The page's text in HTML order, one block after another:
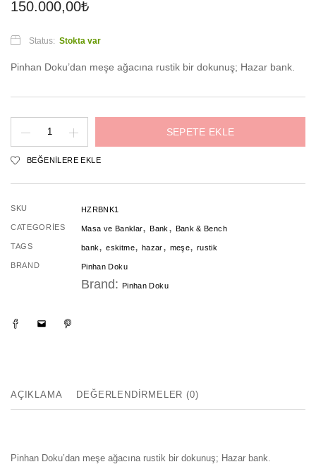
150.000,00₺
Status: Stokta var
Pinhan Doku’dan meşe ağacına rustik bir dokunuş; Hazar bank.
Bank
SEPETE EKLE
BEĞENILERE EKLE
SKU HZRBNK1
CATEGORIES Masa ve Banklar,Bank , Bank & Bench
TAGS bank,eskitme, hazar, meşe,rustik
BRAND Pinhan Doku
Brand: Pinhan Doku
AÇIKLAMA DEĞERLENDIRMELER (0)
Pinhan Doku’dan meşe ağacına rustik bir dokunuş; Hazar bank.